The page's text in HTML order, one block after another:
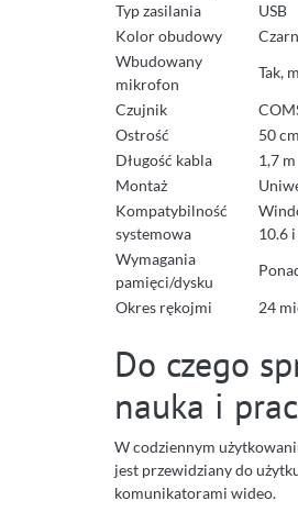
Typ zasilania
USB
Kolor obudowy
Wbudowany
mikrofon
Tak,
Czujnik
Ostrość
50
Długość kabla
1,7 m
Montaż
Kompatybilność
systemowa
10.6
Wymagania
pamięci/dysku
Okres rękojmi
24
Do czego
nauka i
W codziennym
jest przewidziany do
komunikatorami wideo.